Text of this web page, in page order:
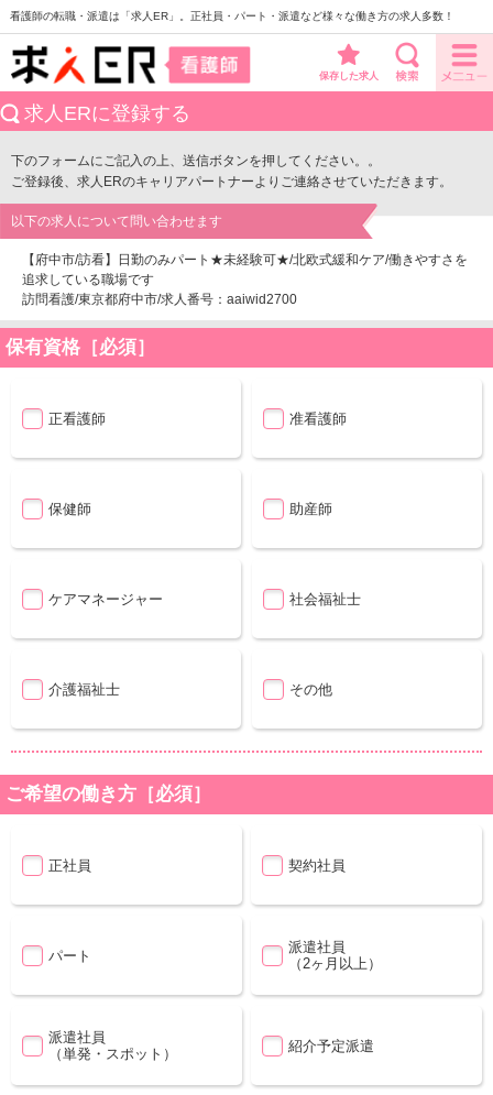
看護師の転職・派遣は「求人ER」。正社員・パート・派遣など様々な働き方の求人多数！
保存した求人
求人ERに登録する
下のフォームにご記入の上、送信ボタンを押してください。。
ご登録後、求人ERのキャリアパートナーよりご連絡させていただきます。
以下の求人について問い合わせます
【府中市/訪看】日勤のみパート★未経験可★/北欧式緩和ケア/働きやすさを
追求している職場です
訪問看護/東京都府中市/求人番号：aaiwid2700
保有資格［必須］
正看護師 准看護師
保健師 助産師
ケアマネージャー 社会福祉士
介護福祉士 その他
ご希望の働き方［必須］
正社員 契約社員
パート
派遣社員
（2ヶ月以上）
派遣社員
（単発・スポット）
紹介予定派遣